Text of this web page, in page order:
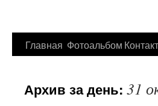
Перейти
содержимому
Главная Фотоальбом
Архив за день: 31